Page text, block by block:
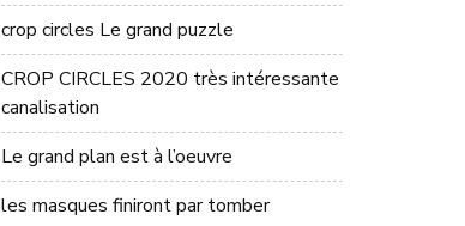
crop circles Le grand puzzle
CROP CIRCLES 2020 très intéressante
canalisation
Le grand plan est à l’oeuvre
les masques finiront par tomber